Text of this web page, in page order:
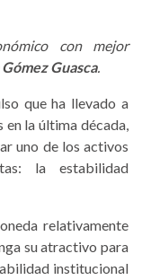
con mejor
Guasca.
que ha llevado a
en la última década,
uno de los activos
la estabilidad
relativamente
su atractivo para
institucional